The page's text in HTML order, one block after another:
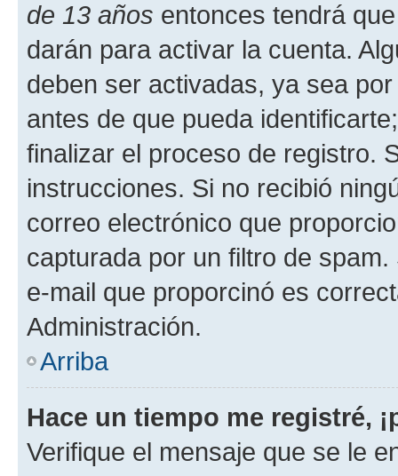
de 13 años entonces tendrá
darán para activar la cuenta.
deben ser activadas, ya sea
antes de que pueda
finalizar el proceso de registro.
instrucciones. Si no recibió
correo electrónico que
capturada por un filtro de
e-mail que proporcinó es
Administración.
Arriba
Hace un tiempo me registré,
Verifique el mensaje que se le